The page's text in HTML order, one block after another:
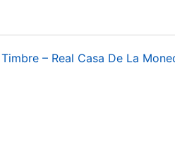
– Real Casa De La